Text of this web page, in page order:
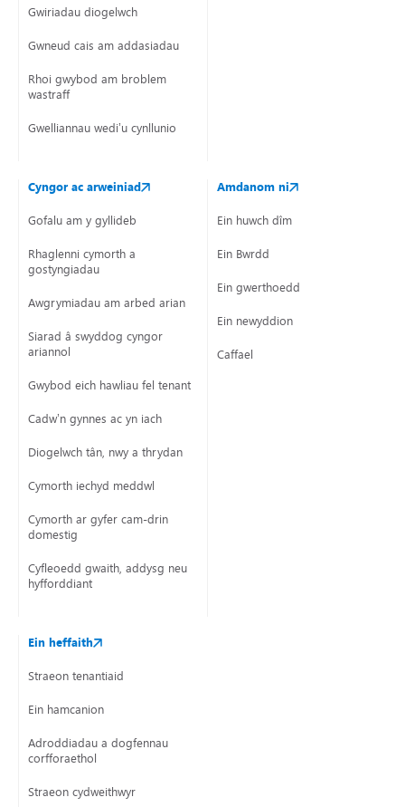
Gwiriadau diogelwch
Gwneud cais am addasiadau
Rhoi gwybod am broblem
wastraff
Gwelliannau wedi’u cynllunio
Cyngor ac arweiniad
Gofalu am y gyllideb
Rhaglenni cymorth a
gostyngiadau
Awgrymiadau am arbed arian
Siarad â swyddog cyngor
ariannol
Gwybod eich hawliau fel tenant
Cadw’n gynnes ac yn iach
Diogelwch tân, nwy a thrydan
Cymorth iechyd meddwl
Cymorth ar gyfer cam-drin
domestig
Cyfleoedd gwaith, addysg neu
hyfforddiant
Amdanom ni
Ein huwch dîm
Ein Bwrdd
Ein gwerthoedd
Ein newyddion
Caffael
Ein heffaith
Straeon tenantiaid
Ein hamcanion
Adroddiadau a dogfennau
corfforaethol
Straeon cydweithwyr